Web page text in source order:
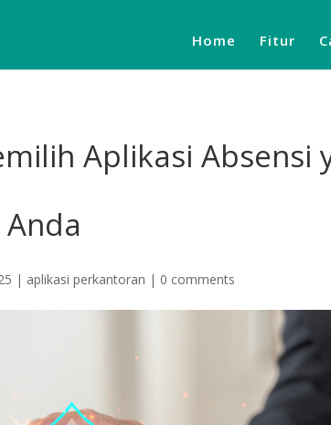
Home Fitur
Aplikasi Absensi
| aplikasi perkantoran | 0 comments